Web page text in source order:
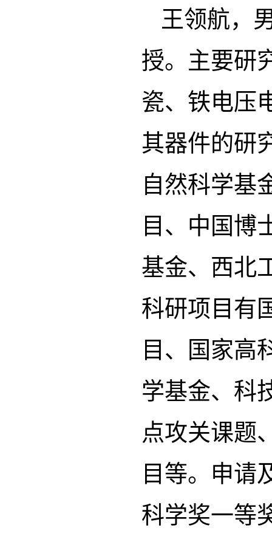
王领航，
授。主要研
瓷、铁电压
其器件的研
自然科学基
目、中国博
基金、西北
科研项目有
目、国家高
学基金、科
点攻关课题
目等。申请
科学奖一等